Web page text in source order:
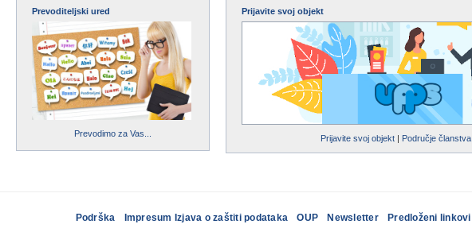
Prevoditeljski ured
Prevodimo za Vas...
Prijavite svoj objekt
Prijavite svoj objekt| Područje članstva
Podrška Impresum Izjava o zaštiti podataka OUP Newsletter Predloženi linkovi